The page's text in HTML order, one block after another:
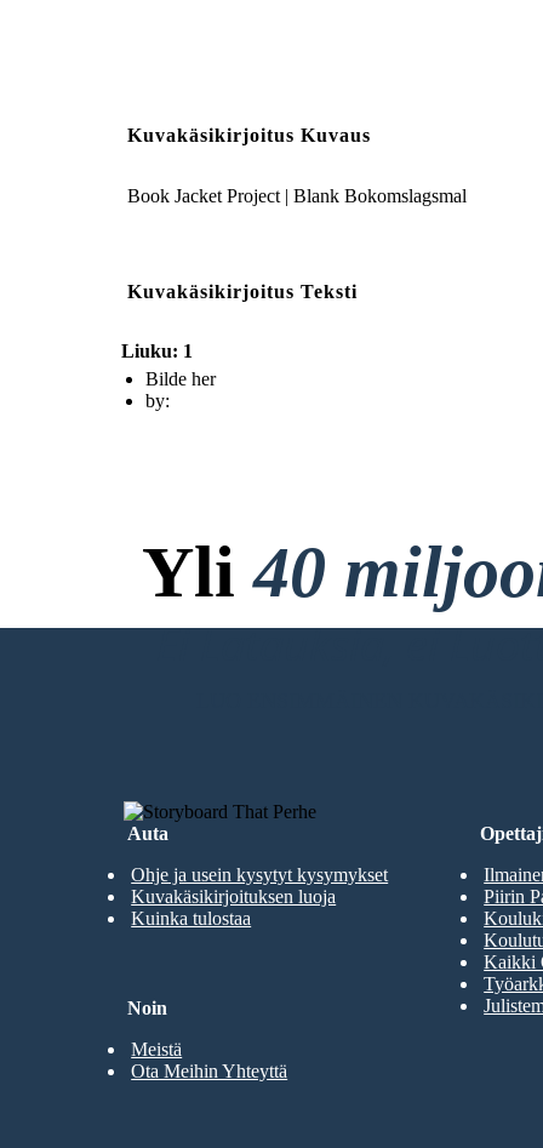
Kuvakäsikirjoitus Kuvaus
Book Jacket Project | Blank Bokomslagsmal
Kuvakäsikirjoitus Teksti
Liuku: 1
Bilde her
by:
Yli40
Ei Latauksia, ei
Auta
Ohje ja usein kysytyt kysymykset
Kuvakäsikirjoituksen luoja
Kuinka tulostaa
Piirin
Kaikki
Noin
Meistä
Ota Meihin Yhteyttä